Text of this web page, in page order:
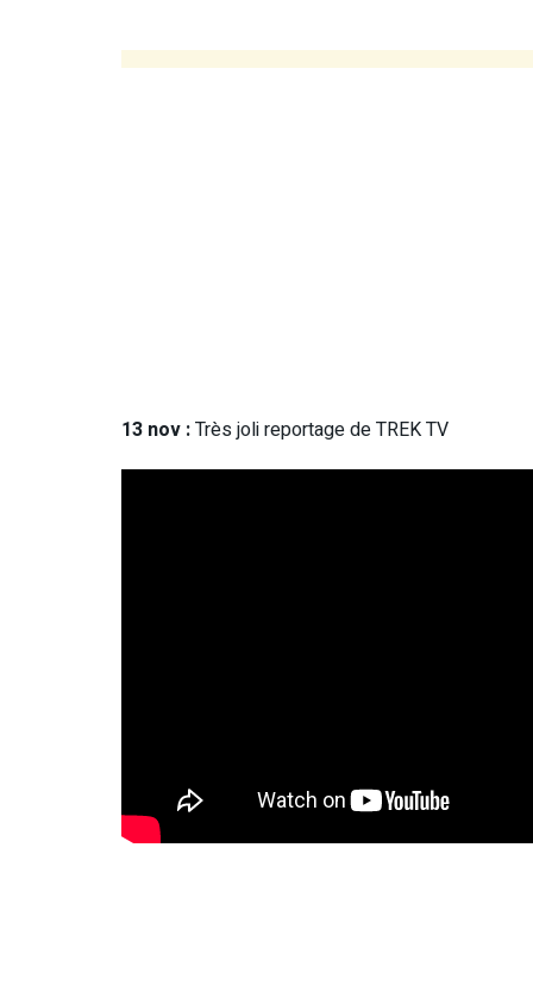
13 nov :Très joli reportage de TREK TV